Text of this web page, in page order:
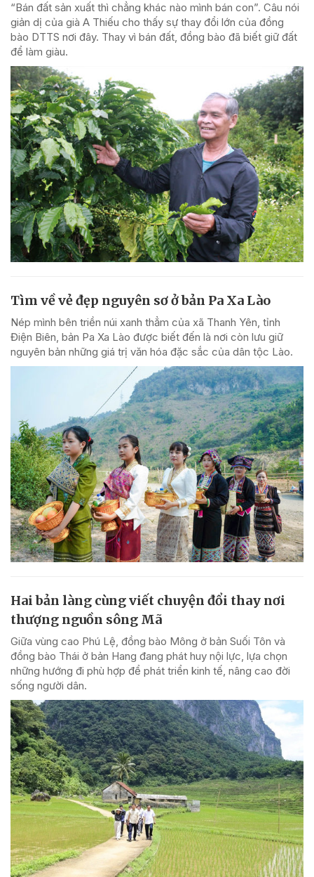
“Bán đất sản xuất thì chẳng khác nào mình bán con”. Câu nói
giản dị của già A Thiếu cho thấy sự thay đổi lớn của đồng
bào DTTS nơi đây. Thay vì bán đất, đồng bào đã biết giữ đất
để làm giàu.
Tìm về vẻ đẹp nguyên sơ ở bản Pa Xa Lào
Nép mình bên triền núi xanh thẳm của xã Thanh Yên, tỉnh
Điện Biên, bản Pa Xa Lào được biết đến là nơi còn lưu giữ
nguyên bản những giá trị văn hóa đặc sắc của dân tộc Lào.
Hai bản làng cùng viết chuyện đổi thay nơi
thượng nguồn sông Mã
Giữa vùng cao Phú Lệ, đồng bào Mông ở bản Suối Tôn và
đồng bào Thái ở bản Hang đang phát huy nội lực, lựa chọn
những hướng đi phù hợp để phát triển kinh tế, nâng cao đời
sống người dân.